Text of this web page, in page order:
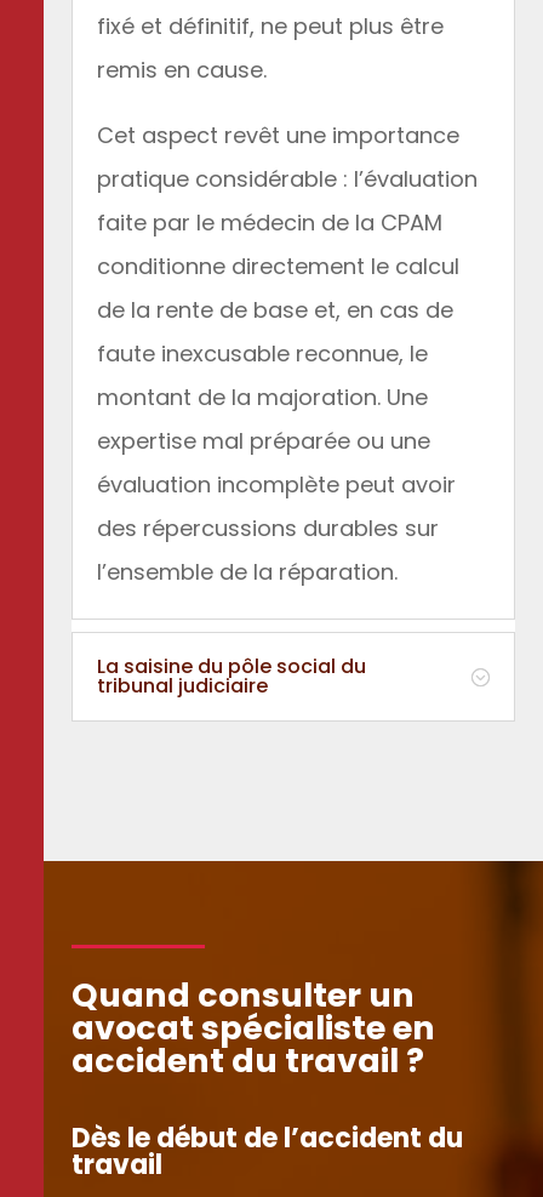
fixé et définitif, ne peut plus être
remis en cause.
Cet aspect revêt une importance
pratique considérable : l’évaluation
faite par le médecin de la CPAM
conditionne directement le calcul
de la rente de base et, en cas de
faute inexcusable reconnue, le
montant de la majoration. Une
expertise mal préparée ou une
évaluation incomplète peut avoir
des répercussions durables sur
l’ensemble de la réparation.
La saisine du pôle social du
tribunal judiciaire
Quand consulter un
avocat spécialiste en
accident du travail ?
Dès le début de l’accident du
travail